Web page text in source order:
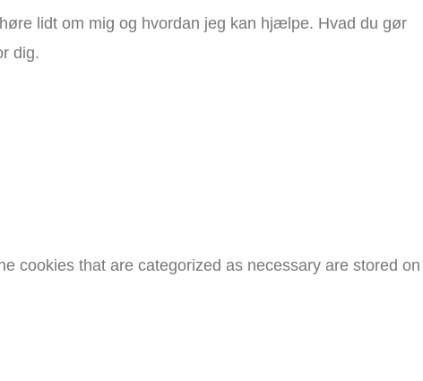
lidt om mig og hvordan jeg kan hjælpe. Hvad du gør
dig.
cookies that are categorized as necessary are stored on